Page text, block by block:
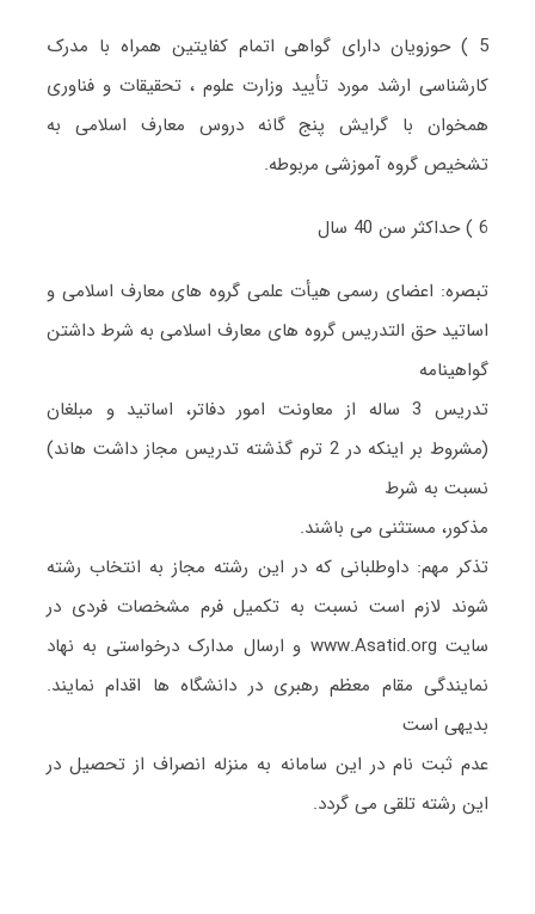
5 ) حوزویان دارای گواهی اتمام کفایتین همراه با مدرک
کارشناسی ارشد مورد تأیید وزارت علوم ، تحقیقات و فناوری
همخوان با گرایش پنج گانه دروس معارف اسلامی به
تشخیص گروه آموزشی مربوطه.
6 ) حداکثر سن 40 سال
تبصره: اعضای رسمی هیأت علمی گروه های معارف اسلامی و
اساتید حق التدریس گروه های معارف اسلامی به شرط داشتن
گواهینامه
تدریس 3 ساله از معاونت امور دفاتر، اساتید و مبلغان
(مشروط بر اینکه در 2 ترم گذشته تدریس مجاز داشت هاند)
نسبت به شرط
مذکور، مستثنی می باشند.
تذکر مهم: داوطلبانی که در این رشته مجاز به انتخاب رشته
شوند لازم است نسبت به تکمیل فرم مشخصات فردی در
سایت www.Asatid.org و ارسال مدارک درخواستی به نهاد
نمایندگی مقام معظم رهبری در دانشگاه ها اقدام نمایند.
بدیهی است
عدم ثبت نام در این سامانه به منزله انصراف از تحصیل در
این رشته تلقی می گردد.